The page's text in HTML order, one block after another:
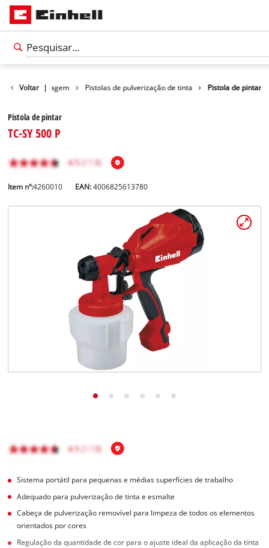
Voltar |
Bricolagem Pistolas de pulverização de tinta Pistola de pintar
Pistola de pintar
TC-SY 500 P
Item nº:4260010 EAN:4006825613780
Sistema portátil para pequenas e médias superfícies de trabalho
Adequado para pulverização de tinta e esmalte
Cabeça de pulverização removível para limpeza de todos os elementos
orientados por cores
Regulação da quantidade de cor para o ajuste ideal da aplicação da tinta